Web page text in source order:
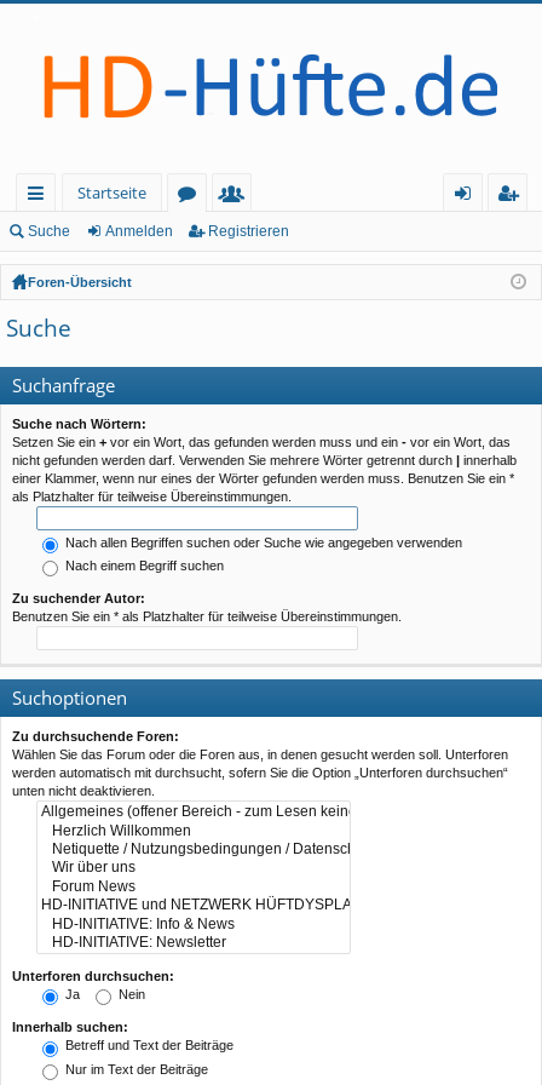
ch
ne
llz
ug
rif
f
Startseite
or
en
itg
lie
de
m
el
ist
rie
Suche Anmelden Registrieren
Foren-Übersicht
Suche
Suchanfrage
Suche nach Wörtern:
Setzen Sie ein + vor ein Wort, das gefunden werden muss und ein - vor ein Wort, das
nicht gefunden werden darf. Verwenden Sie mehrere Wörter getrennt durch | innerhalb
einer Klammer, wenn nur eines der Wörter gefunden werden muss. Benutzen Sie ein *
als Platzhalter für teilweise Übereinstimmungen.
Nach allen Begriffen suchen oder Suche wie angegeben verwenden
Nach einem Begriff suchen
Zu suchender Autor:
Benutzen Sie ein * als Platzhalter für teilweise Übereinstimmungen.
Suchoptionen
Zu durchsuchende Foren:
Wählen Sie das Forum oder die Foren aus, in denen gesucht werden soll. Unterforen
werden automatisch mit durchsucht, sofern Sie die Option „Unterforen durchsuchen“
unten nicht deaktivieren.
Unterforen durchsuchen:
Ja
Nein
Innerhalb suchen:
Betreff und Text der Beiträge
Nur im Text der Beiträge